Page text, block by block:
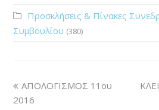
Προσκλήσεις & Πίνακες
Συμβουλίου (380)
ΑΠΟΛΟΓΙΣΜΟΣ 11ου
2016